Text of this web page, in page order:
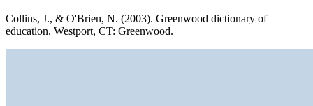
Collins, J., & O'Brien, N. (2003). Greenwood dictionary of
education. Westport, CT: Greenwood.